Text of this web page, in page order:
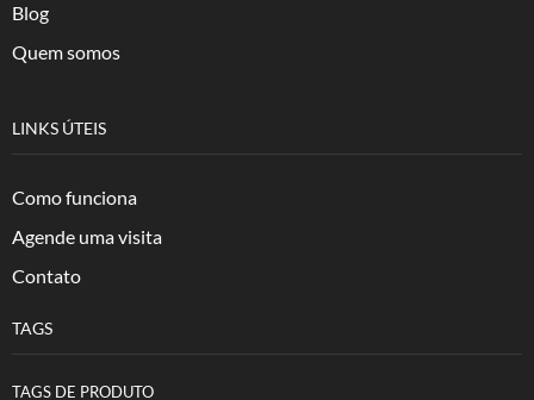
Blog
Quem somos
LINKS ÚTEIS
Como funciona
Agende uma visita
Contato
TAGS
TAGS DE PRODUTO